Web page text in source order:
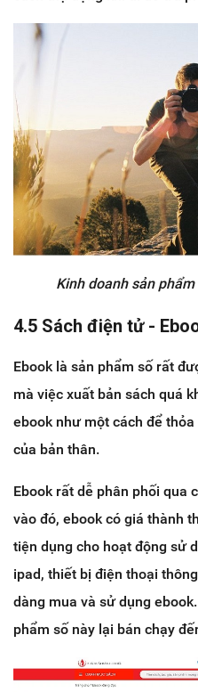
Kinh doanh sản
4.5 Sách điện tử -
Ebook là sản phẩm số rất
mà việc xuất bản sách quá
ebook như một cách để
của bản thân.
Ebook rất dễ phân phối qua
vào đó, ebook có giá thành
tiện dụng cho hoạt động sử
ipad, thiết bị điện thoại
dàng mua và sử dụng
phẩm số này lại bán chạy